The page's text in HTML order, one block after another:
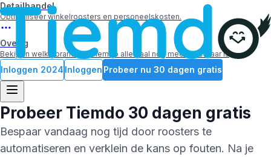
Detailhandel
Optimaliseer winkelroosters en personeelskosten.
Overig
Bekijk in welke branches Tiemdo allemaal nog meer inzetbaar is
Inloggen 2024 Inloggen Probeer nu 30 dagen gratis
Probeer Tiemdo 30 dagen gratis
Bespaar vandaag nog tijd door roosters te
automatiseren en verklein de kans op fouten. Na je